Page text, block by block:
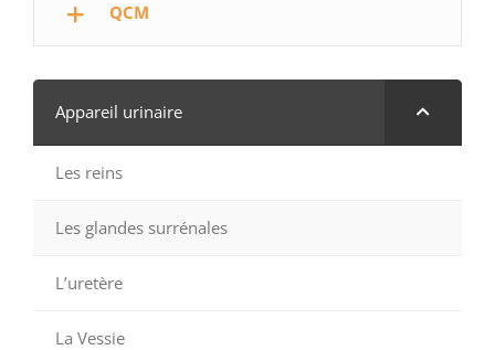
QCM
Appareil urinaire
Les reins
Les glandes surrénales
L’uretère
La Vessie